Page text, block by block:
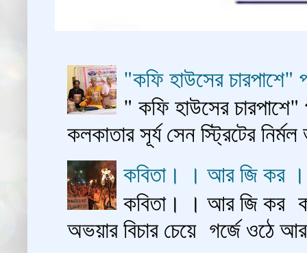
"কফি হাউসের
" কফি হাউসের
কলকাতার সূর্য সেন স্ট্রিটের
কবিতা। । আর জি কর
কবিতা। । আর জি কর
অভয়ার বিচার চেয়ে গর্জে